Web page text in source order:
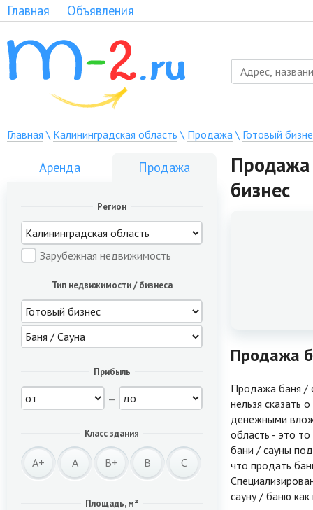
Главная Объявления
Главная \ Калининградская область \ Продажа\ Готовый
Аренда Продажа
Регион
Зарубежная недвижимость
Тип недвижимости / бизнеса
Прибыль
—
Класс здания
A+ A B+ B C
Площадь, м²
Продажа
бизнес
Продажа
Продажа баня /
нельзя сказать
денежными
область - это
бани / сауны
что продать
сауну / баню как